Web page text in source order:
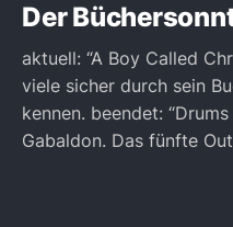
Der
aktuell: “A Boy Called
viele sicher durch sein
kennen. beendet:
Gabaldon. Das fünfte